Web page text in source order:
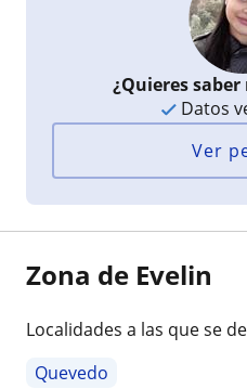
¿Quieres saber
Datos
Ver
Zona de Evelin
Localidades a las que se
Quevedo